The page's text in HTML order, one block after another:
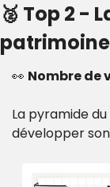
🥈 Top 2 -
patrimoine
👀 Nombre de
La pyramide
développer